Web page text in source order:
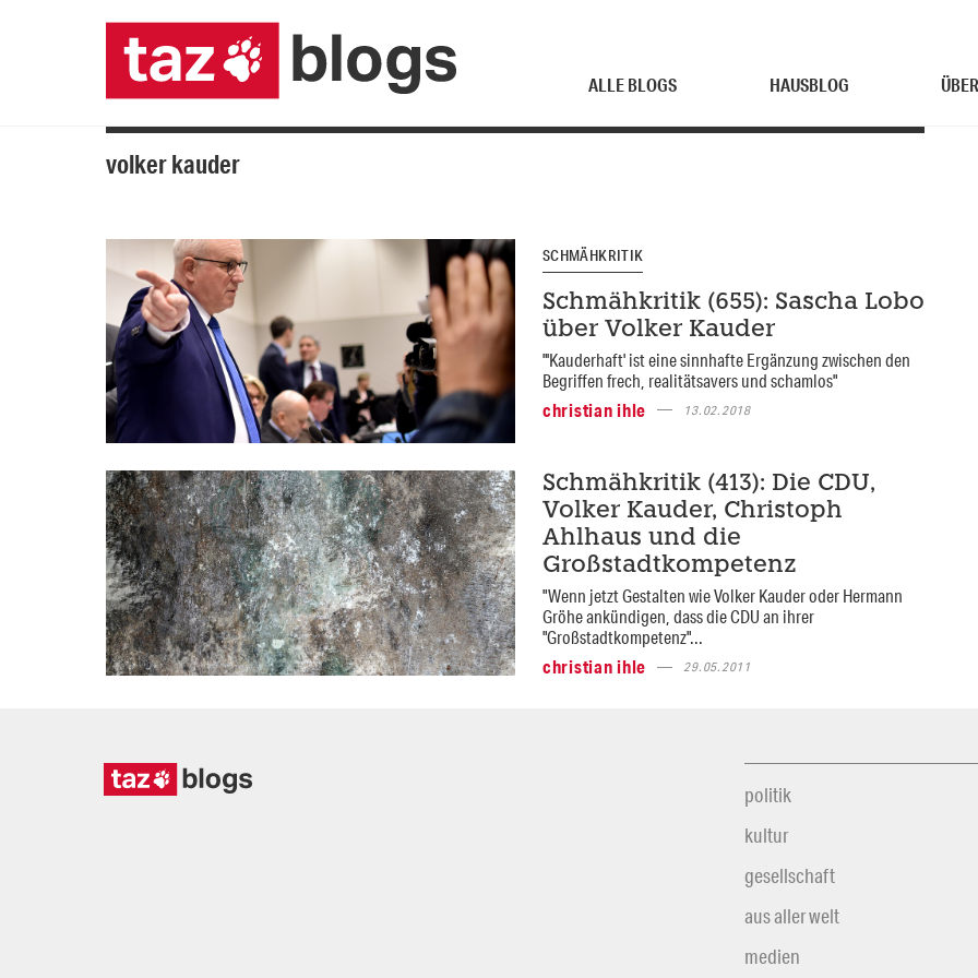
ALLE BLOGS HAUSBLOG
volker kauder
SCHMÄHKRITIK
Schmähkritik (655): Sascha Lobo
über Volker Kauder
"'Kauderhaft' ist eine sinnhafte Ergänzung zwischen den
Begriffen frech, realitätsavers und schamlos"
christian ihle
13.02.2018
Schmähkritik (413): Die CDU,
Volker Kauder, Christoph
Ahlhaus und die
Großstadtkompetenz
"Wenn jetzt Gestalten wie Volker Kauder oder Hermann
Gröhe ankündigen, dass die CDU an ihrer
"Großstadtkompetenz"...
christian ihle
29.05.2011
politik
kultur
gesellschaft
aus aller welt
medien